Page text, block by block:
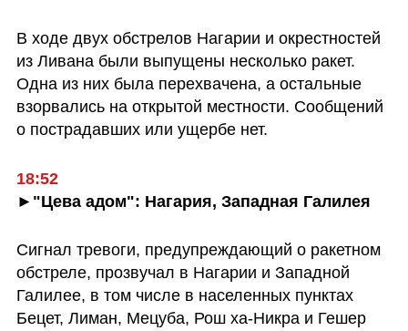
В ходе двух обстрелов Нагарии и окрестностей
из Ливана были выпущены несколько ракет.
Одна из них была перехвачена, а остальные
взорвались на открытой местности. Сообщений
о пострадавших или ущербе нет.
18:52
►"Цева адом": Нагария, Западная Галилея
Сигнал тревоги, предупреждающий о ракетном
обстреле, прозвучал в Нагарии и Западной
Галилее, в том числе в населенных пунктах
Бецет, Лиман, Мецуба, Рош ха-Никра и Гешер